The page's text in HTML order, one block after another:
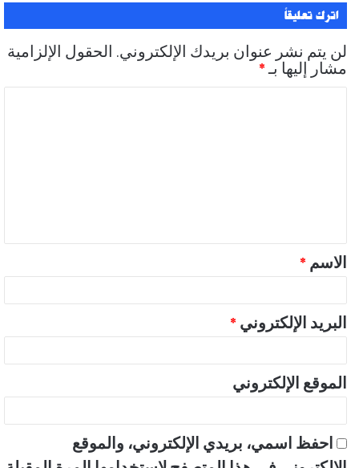
اترك تعليقاً
لن يتم نشر عنوان بريدك الإلكتروني. الحقول الإلزامية
مشار إليها بـ*
ق
*
الاسم *
البريد الإلكتروني *
الموقع الإلكتروني
احفظ اسمي، بريدي الإلكتروني، والموقع